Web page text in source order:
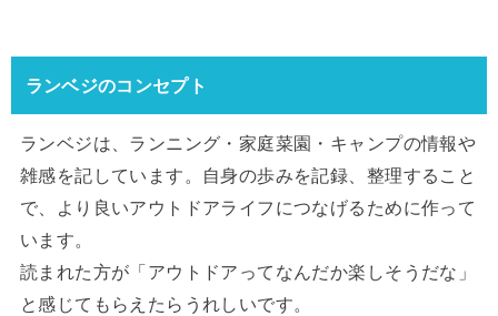
ランベジのコンセプト
ランベジは、ランニング・家庭菜園・キャンプの情報や
雑感を記しています。自身の歩みを記録、整理すること
で、より良いアウトドアライフにつなげるために作って
います。
読まれた方が「アウトドアってなんだか楽しそうだな」
と感じてもらえたらうれしいです。